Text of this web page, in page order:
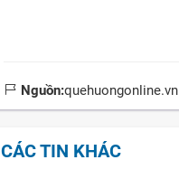
Nguồn:quehuongonline.vn
CÁC TIN KHÁC